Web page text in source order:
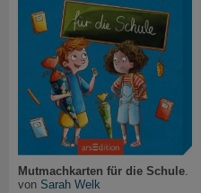
Mutmachkarten für die Schule.
von Sarah Welk